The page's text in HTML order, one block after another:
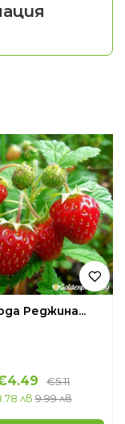
Реджина...
4.49 €5.11
лв 9.99 лв